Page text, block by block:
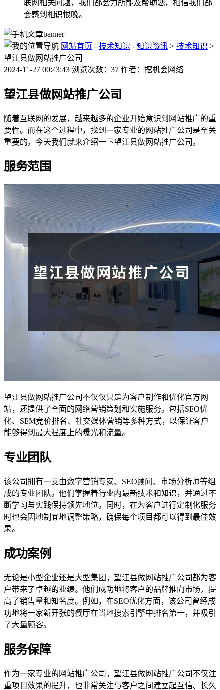
联网相关问题，我们都会力所能及帮助您，相信我们都
会感到相识恨晚。
网站首页 - 技术知识 - 知识资讯 > 技术知识 >
望江县做网站推广公司
2024-11-27 00:43:43 浏览次数：37 作者：挖机会网络
望江县做网站推广公司
随着互联网的发展，越来越多的企业开始意识到网站推广的重
要性。而在这个过程中，找到一家专业的网站推广公司是至关
重要的。今天我们就来介绍一下望江县做网站推广公司。
服务范围
望江县做网站推广公司不仅仅只是为客户制作和优化官方网
站，还提供了全面的网络营销策划和实施服务。包括SEO优
化、SEM竞价排名、社交媒体营销等多种方式，以保证客户
能够得到最大程度上的曝光和流量。
专业团队
该公司拥有一支由数字营销专家、SEO顾问、市场分析师等组
成的专业团队。他们掌握着行业内最新技术和知识，并通过不
断学习与实践保持领先地位。同时，在为客户进行定制化服务
时也会因地制宜地调整策略，确保每个项目都可以得到最佳效
果。
成功案例
无论是小型企业还是大型集团，望江县做网站推广公司都为客
户带来了卓越的业绩。他们成功地将客户的品牌推向市场，提
高了销售量和知名度。例如，在SEO优化方面，该公司曾经成
功地将一家新开张的餐厅在当地搜索引擎中排名第一，并吸引
了大量顾客。
服务保障
作为一家专业的网站推广公司，望江县做网站推广公司不仅注
重项目效果的提升，也非常关注与客户之间建立起互信、长久